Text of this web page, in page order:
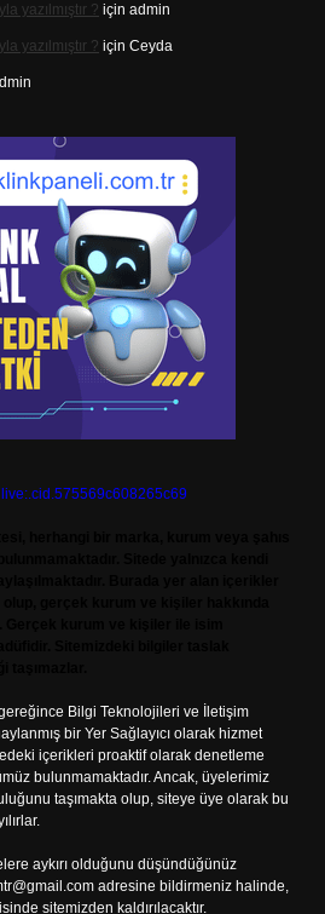
yazılmıştır ? için admin
yazılmıştır ? için Ceyda
Bilgi Teknolojileri ve İletişim
bir Yer Sağlayıcı olarak hizmet
içerikleri proaktif olarak denetleme
bulunmamaktadır. Ancak, üyelerimiz
taşımakta olup, siteye üye olarak bu
aykırı olduğunu düşündüğünüz
adresine bildirmeniz halinde,
sitemizden kaldırılacaktır.